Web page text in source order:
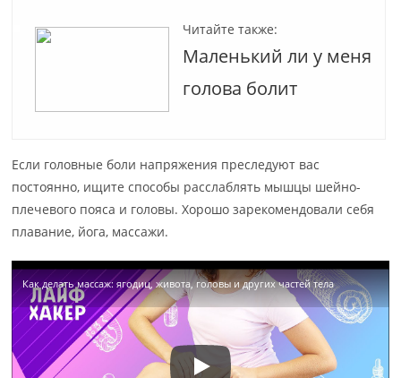
Читайте также:
Маленький ли у меня
голова болит
Если головные боли напряжения преследуют вас
постоянно, ищите способы расслаблять мышцы шейно-
плечевого пояса и головы. Хорошо зарекомендовали себя
плавание, йога, массажи.
Как делать массаж: ягодиц, живота, головы и других частей тела